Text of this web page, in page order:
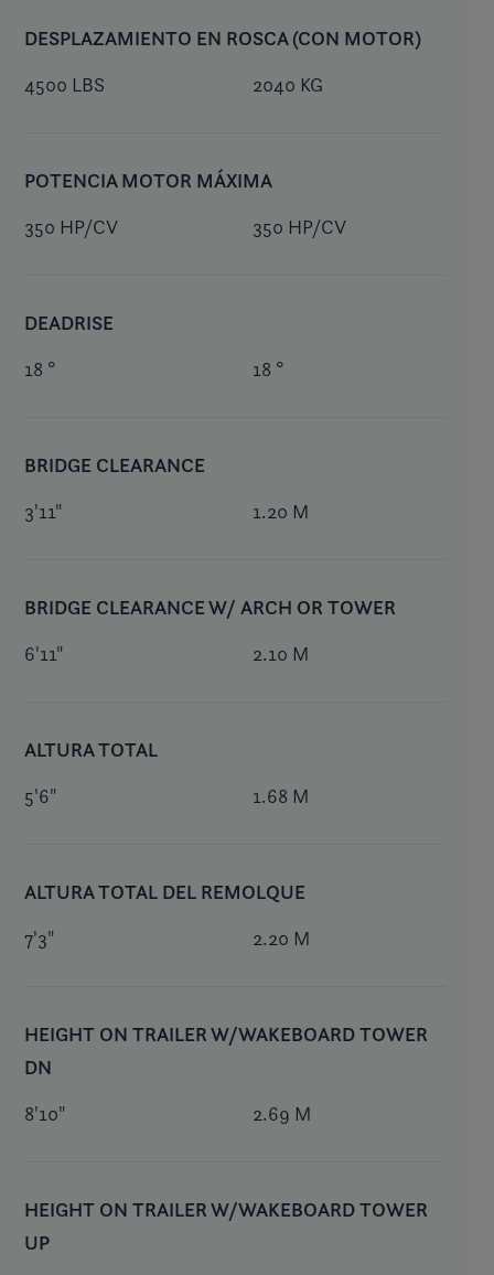
DESPLAZAMIENTO EN ROSCA (CON MOTOR)
4500 LBS 2040 KG
POTENCIA MOTOR MÁXIMA
350 HP/CV 350 HP/CV
DEADRISE
18 ° 18 °
BRIDGE CLEARANCE
3'11" 1.20 M
BRIDGE CLEARANCE W/ ARCH OR TOWER
6'11" 2.10 M
ALTURA TOTAL
5'6" 1.68 M
ALTURA TOTAL DEL REMOLQUE
7'3" 2.20 M
HEIGHT ON TRAILER W/WAKEBOARD TOWER
DN
8'10" 2.69 M
HEIGHT ON TRAILER W/WAKEBOARD TOWER
UP